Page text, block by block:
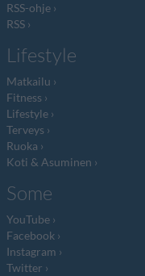
RSS-ohje
RSS
Lifestyle
Matkailu
Fitness
Lifestyle
Terveys
Ruoka
Koti & Asuminen
Some
YouTube
Facebook
Instagram
Twitter